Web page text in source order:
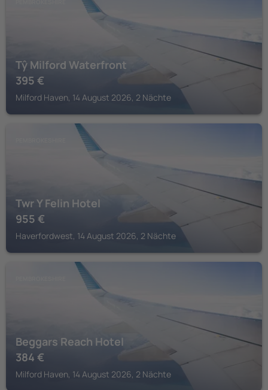
Tŷ Milford Waterfront
395 €
Milford Haven, 14 August 2026, 2 Nächte
Twr Y Felin Hotel
955 €
Haverfordwest, 14 August 2026, 2 Nächte
Beggars Reach Hotel
384 €
Milford Haven, 14 August 2026, 2 Nächte